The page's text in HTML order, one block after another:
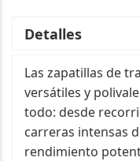
Detalles
Las zapatillas de
versátiles y
todo: desde
carreras intensas
rendimiento